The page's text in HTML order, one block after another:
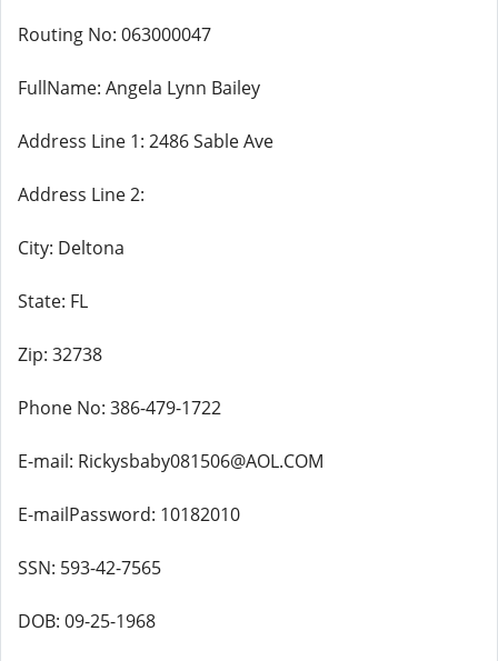
Routing No: 063000047
FullName: Angela Lynn Bailey
Address Line 1: 2486 Sable Ave
Address Line 2:
City: Deltona
State: FL
Zip: 32738
Phone No: 386-479-1722
E-mail: Rickysbaby081506@AOL.COM
E-mailPassword: 10182010
SSN: 593-42-7565
DOB: 09-25-1968